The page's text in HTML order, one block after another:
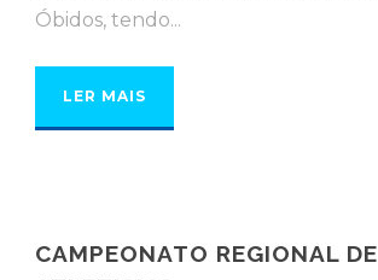
Óbidos, tendo...
LER MAIS
CAMPEONATO REGIONAL DE